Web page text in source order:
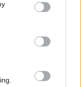
You may click to
party tags to
in below Google
a